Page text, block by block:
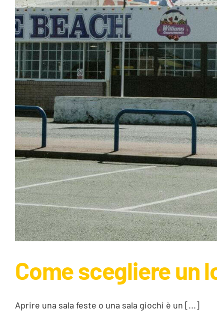
Come scegliere un
Aprire una sala feste o una sala giochi è un [...]